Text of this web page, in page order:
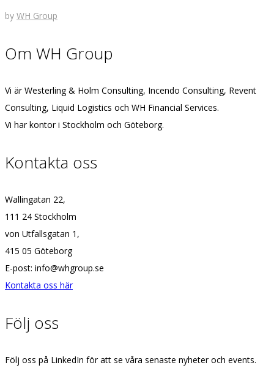
by WH Group
Om WH Group
Vi är Westerling & Holm Consulting, Incendo Consulting, Revent
Consulting, Liquid Logistics och WH Financial Services.
Vi har kontor i Stockholm och Göteborg.
Kontakta oss
Wallingatan 22,
111 24 Stockholm
von Utfallsgatan 1,
415 05 Göteborg
E-post: info@whgroup.se
Kontakta oss här
Följ oss
Följ oss på LinkedIn för att se våra senaste nyheter och events.